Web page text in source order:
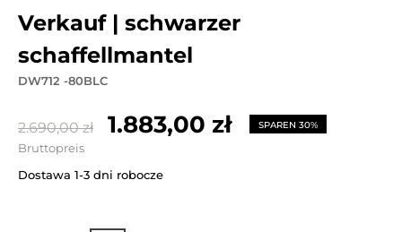
verkauf | schwarzer
schaffellmantel
DW712 -80BLC
2.690,00 zł 1.883,00 zł SPAREN 30%
Bruttopreis
Dostawa 1-3 dni robocze